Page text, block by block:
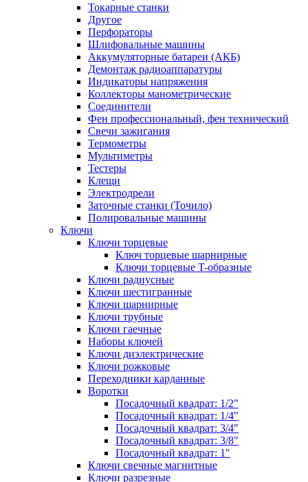
Токарные станки
Другое
Перфораторы
Шлифовальные машины
Аккумуляторные батареи (АКБ)
Демонтаж радиоаппаратуры
Индикаторы напряжения
Коллекторы манометрические
Соединители
Фен профессиональный, фен технический
Свечи зажигания
Термометры
Мультиметры
Тестеры
Клещи
Электродрели
Заточные станки (Точило)
Полировальные машины
Ключи
Ключи торцевые
Ключ торцевые шарнирные
Ключи торцевые T-образные
Ключи радиусные
Ключи шестигранные
Ключи шарнирные
Ключи трубные
Ключи гаечные
Наборы ключей
Ключи диэлектрические
Ключи рожковые
Переходники карданные
Воротки
Посадочный квадрат: 1/2"
Посадочный квадрат: 1/4"
Посадочный квадрат: 3/4"
Посадочный квадрат: 3/8"
Посадочный квадрат: 1"
Ключи свечные магнитные
Ключи разрезные